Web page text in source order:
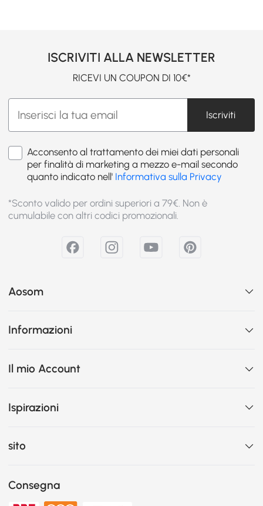
ISCRIVITI ALLA NEWSLETTER
RICEVI UN COUPON DI 10€*
Iscriviti
Acconsento al trattamento dei miei dati personali
per finalità di marketing a mezzo e-mail secondo
quanto indicato nell' Informativa sulla Privacy
*Sconto valido per ordini superiori a 79€. Non è
cumulabile con altri codici promozionali.
Aosom
Informazioni
Il mio Account
Ispirazioni
sito
Consegna